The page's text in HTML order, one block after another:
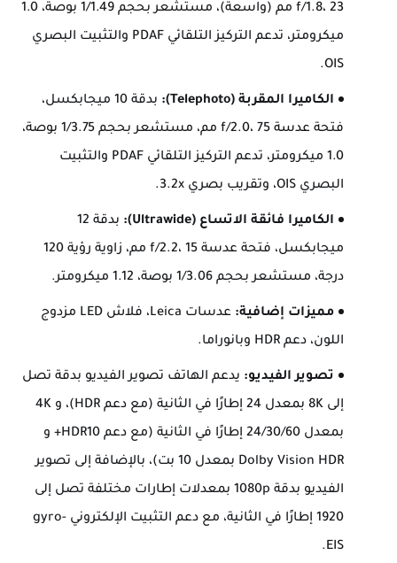
f/1.8، 23 مم (واسعة)، مستشعر بحجم 1/1.49 بوصة، 1.0
ميكرومتر، تدعم التركيز التلقائي PDAF والتثبيت البصري
OIS.
الكاميرا المقربة (Telephoto):
بدقة 10 ميجابكسل،
فتحة عدسة f/2.0، 75 مم، مستشعر بحجم 1/3.75 بوصة،
1.0 ميكرومتر، تدعم التركيز التلقائي PDAF والتثبيت
البصري OIS، وتقريب بصري 3.2x.
الكاميرا فائقة الاتساع (Ultrawide):
بدقة 12
ميجابكسل، فتحة عدسة f/2.2، 15 مم، زاوية رؤية 120
درجة، مستشعر بحجم 1/3.06 بوصة، 1.12 ميكرومتر.
مميزات إضافية:
عدسات Leica، فلاش LED مزدوج
اللون، دعم HDR وبانوراما.
تصوير الفيديو: يدعم الهاتف تصوير الفيديو بدقة تصل
إلى 8K بمعدل 24 إطارًا في الثانية (مع دعم HDR)، و 4K
بمعدل 24/30/60 إطارًا في الثانية (مع دعم HDR10+ و
Dolby Vision HDR بمعدل 10 بت)، بالإضافة إلى تصوير
الفيديو بدقة 1080p بمعدلات إطارات مختلفة تصل إلى
1920 إطارًا في الثانية، مع دعم التثبيت الإلكتروني gyro-
EIS.